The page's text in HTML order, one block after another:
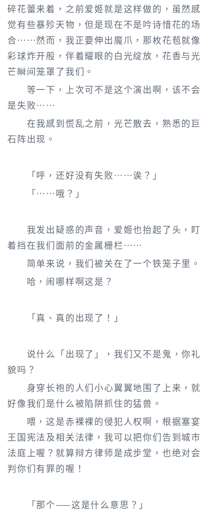
碎花蕾来着，之前爱姬就是这样做的，虽然感
觉有些暴殄天物，但是现在不是吟诗惜花的场
合……然而，我正要伸出魔爪，那枚花苞就像
彩球炸开般，伴着耀眼的白光绽放，花香与光
芒瞬间笼罩了我们。
等一下，上次可不是这个演出啊，该不会
是失败……
在我感到慌乱之前，光芒散去，熟悉的巨
石阵出现。
「呼，还好没有失败……诶？」
「……哦？」
我发出疑惑的声音，爱姬也抬起了头，盯
着挡在我们面前的金属栅栏……
简单来说，我们被关在了一个铁笼子里。
哈，闹哪样啊这是？
「真、真的出现了！」
说什么「出现了」，我们又不是鬼，你礼
貌吗？
身穿长袍的人们小心翼翼地围了上来，就
好像我们是什么被陷阱抓住的猛兽。
喂，这是赤裸裸的侵犯人权啊，根据塞宴
王国宪法及相关法律，我可以把你们告到城市
法庭上喔？就算辩方律师是成步堂，也绝对会
判你们有罪的喔！
「那个——这是什么意思？」